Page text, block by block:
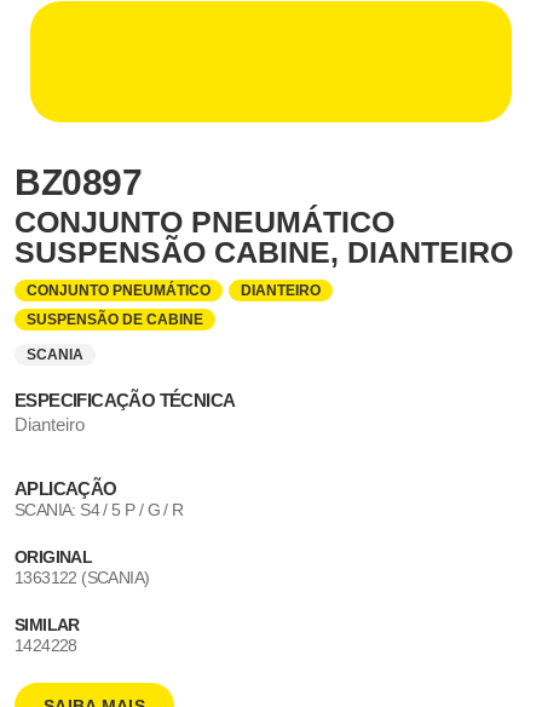
BZ0897
CONJUNTO PNEUMÁTICO
SUSPENSÃO CABINE, DIANTEIRO
CONJUNTO PNEUMÁTICO
DIANTEIRO
SUSPENSÃO DE CABINE
SCANIA
ESPECIFICAÇÃO TÉCNICA
Dianteiro
APLICAÇÃO
SCANIA: S4 / 5 P / G / R
ORIGINAL
1363122 (SCANIA)
SIMILAR
1424228